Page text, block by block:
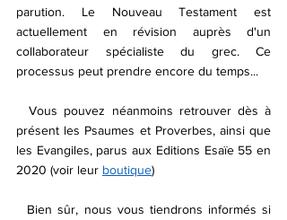
parution. Le Nouveau Testament est
actuellement en révision auprès d'un
collaborateur spécialiste du grec. Ce
processus peut prendre encore du temps...
  Vous pouvez néanmoins retrouver dès à
présent les Psaumes et Proverbes, ainsi que
les Evangiles, parus aux Editions Esaïe 55 en
2020 (voir leur boutique)